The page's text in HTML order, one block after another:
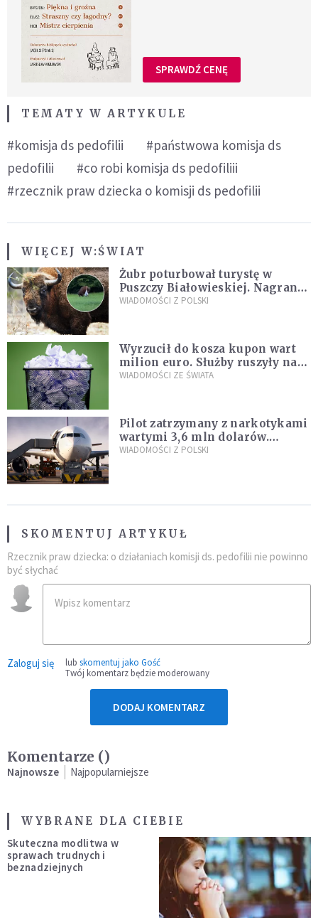
SPRAWDŹ CENĘ
TEMATY W ARTYKULE
#komisja ds pedofilii
#państwowa komisja ds
pedofilii
#co robi komisja ds pedofiliii
#rzecznik praw dziecka o komisji ds pedofilii
WIĘCEJ W:ŚWIAT
Żubr poturbował turystę w
Puszczy Białowieskiej. Nagranie
daje do myślenia
WIADOMOŚCI Z POLSKI
Wyrzucił do kosza kupon wart
milion euro. Służby ruszyły na
poszukiwania
WIADOMOŚCI ZE ŚWIATA
Pilot zatrzymany z narkotykami
wartymi 3,6 mln dolarów.
Śledczy podejrzewają, że latał
WIADOMOŚCI Z POLSKI
SKOMENTUJ ARTYKUŁ
Rzecznik praw dziecka: o działaniach komisji ds. pedofilii nie powinno
być słychać
Zaloguj się lub skomentuj jako Gość
Twój komentarz będzie moderowany
DODAJ KOMENTARZ
Komentarze ()
Najnowsze Najpopularniejsze
WYBRANE DLA CIEBIE
Skuteczna modlitwa w
sprawach trudnych i
beznadziejnych